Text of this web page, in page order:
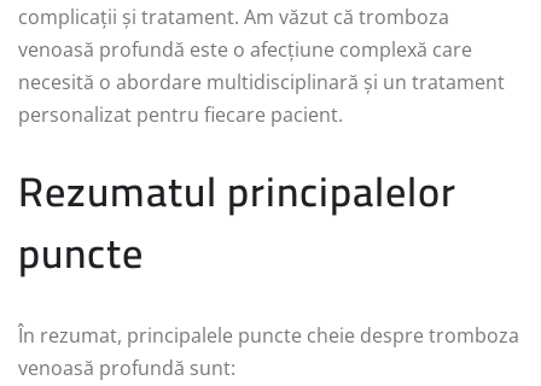
complicații și tratament. Am văzut că tromboza
venoasă profundă este o afecțiune complexă care
necesită o abordare multidisciplinară și un tratament
personalizat pentru fiecare pacient.
Rezumatul principalelor
puncte
În rezumat, principalele puncte cheie despre tromboza
venoasă profundă sunt: